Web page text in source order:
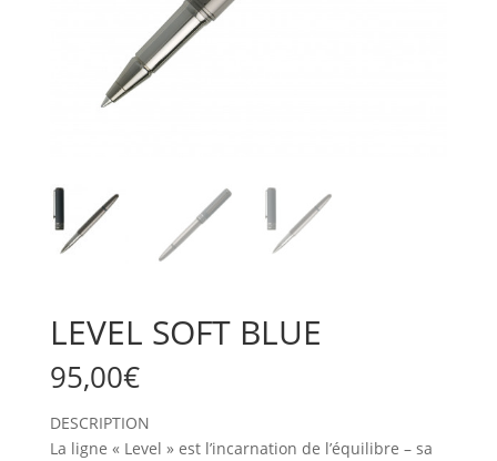
LEVEL SOFT BLUE
95,00€
DESCRIPTION
La ligne « Level » est l’incarnation de l’équilibre – sa